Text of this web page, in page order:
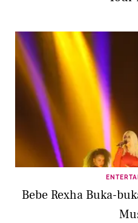
Bebe Rexha Buka-